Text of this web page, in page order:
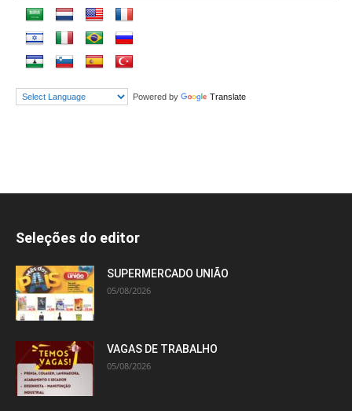
Powered by Translate
Seleções do editor
SUPERMERCADO UNIÃO
05/08/2026
VAGAS DE TRABALHO
05/08/2026